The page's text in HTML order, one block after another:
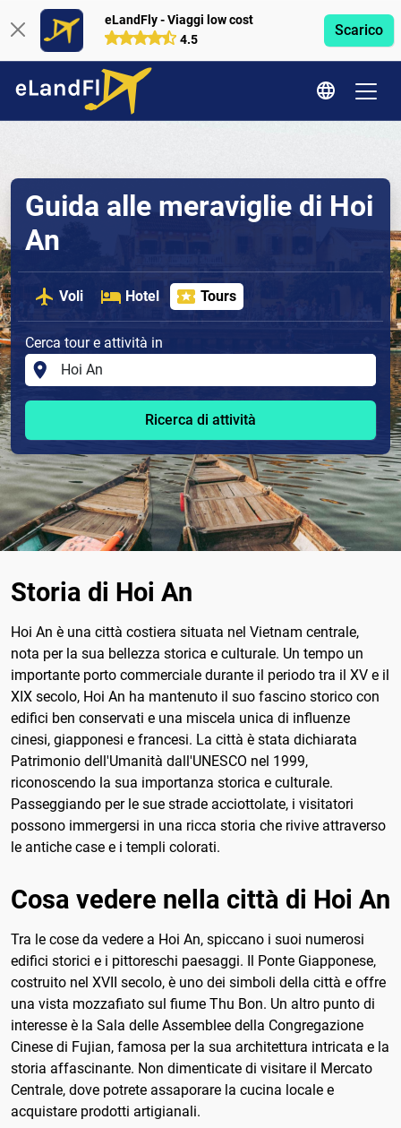
eLandFly - Viaggi low cost
4.5
Scarico
Guida alle meraviglie di Hoi
An
Voli Hotel Tours
Cerca tour e attività in
Ricerca di attività
Storia di Hoi An
Hoi An è una città costiera situata nel Vietnam centrale,
nota per la sua bellezza storica e culturale. Un tempo un
importante porto commerciale durante il periodo tra il XV e il
XIX secolo, Hoi An ha mantenuto il suo fascino storico con
edifici ben conservati e una miscela unica di influenze
cinesi, giapponesi e francesi. La città è stata dichiarata
Patrimonio dell'Umanità dall'UNESCO nel 1999,
riconoscendo la sua importanza storica e culturale.
Passeggiando per le sue strade acciottolate, i visitatori
possono immergersi in una ricca storia che rivive attraverso
le antiche case e i templi colorati.
Cosa vedere nella città di Hoi An
Tra le cose da vedere a Hoi An, spiccano i suoi numerosi
edifici storici e i pittoreschi paesaggi. Il Ponte Giapponese,
costruito nel XVII secolo, è uno dei simboli della città e offre
una vista mozzafiato sul fiume Thu Bon. Un altro punto di
interesse è la Sala delle Assemblee della Congregazione
Cinese di Fujian, famosa per la sua architettura intricata e la
storia affascinante. Non dimenticate di visitare il Mercato
Centrale, dove potrete assaporare la cucina locale e
acquistare prodotti artigianali.